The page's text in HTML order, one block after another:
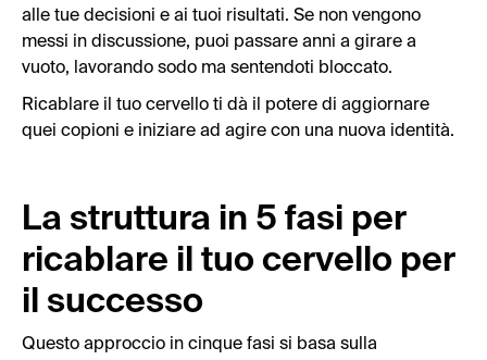
alle tue decisioni e ai tuoi risultati. Se non vengono
messi in discussione, puoi passare anni a girare a
vuoto, lavorando sodo ma sentendoti bloccato.
Ricablare il tuo cervello ti dà il potere di aggiornare
quei copioni e iniziare ad agire con una nuova identità.
La struttura in 5 fasi per
ricablare il tuo cervello per
il successo
Questo approccio in cinque fasi si basa sulla